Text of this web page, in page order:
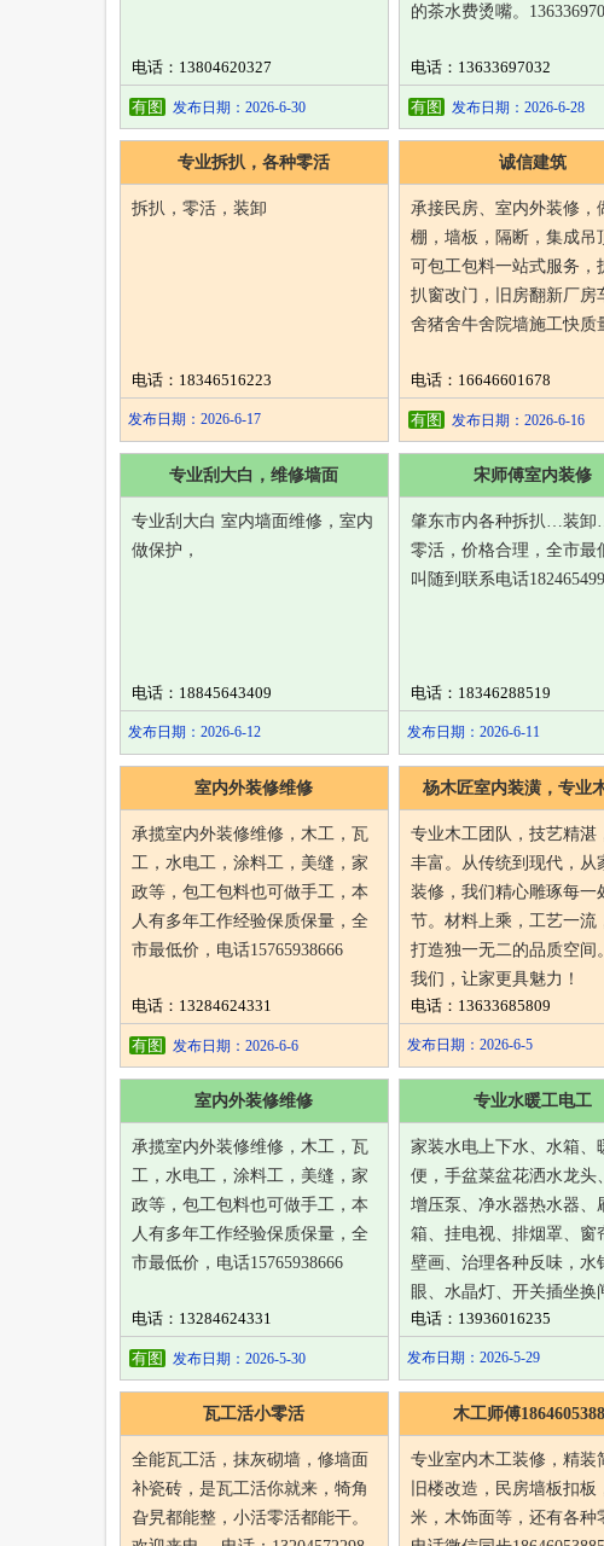
电话：13804620327
有图 发布日期：2026-6-30
的茶水费烫嘴。
电话：13633697032
有图 发布日期：2026-6-28
专业拆扒，各种零活
拆扒，零活，装卸
电话：18346516223
发布日期：2026-6-17
诚信建筑
承接民房、室内外装修，
棚，墙板，隔断，集成吊
可包工包料一站式服务，
扒窗改门，旧房翻新厂房
舍猪舍牛舍院墙施工快质
电话：16646601678
有图 发布日期：2026-6-16
专业刮大白，维修墙面
专业刮大白 室内墙面维修，室内
做保护，
电话：18845643409
发布日期：2026-6-12
宋师傅室内装修
肇东市内各种拆扒…装
零活，价格合理，全市最
叫随到联系电话
电话：18346288519
发布日期：2026-6-11
室内外装修维修
承揽室内外装修维修，木工，瓦
工，水电工，涂料工，美缝，家
政等，包工包料也可做手工，本
人有多年工作经验保质保量，全
市最低价，电话15765938666
电话：13284624331
有图 发布日期：2026-6-6
杨木匠室内装潢，专业
专业木工团队，技艺精湛
丰富。从传统到现代，从
装修，我们精心雕琢每一
节。材料上乘，工艺一流
打造独一无二的品质空间
我们，让家更具魅力！
电话：13633685809
发布日期：2026-6-5
室内外装修维修
承揽室内外装修维修，木工，瓦
工，水电工，涂料工，美缝，家
政等，包工包料也可做手工，本
人有多年工作经验保质保量，全
市最低价，电话15765938666
电话：13284624331
有图 发布日期：2026-5-30
专业水暖工电工
家装水电上下水、水箱、
便，手盆菜盆花洒水龙头
增压泵、净水器热水器、
箱、挂电视、排烟罩、窗
壁画、治理各种反味，水
眼、水晶灯、开关插坐换
电话：13936016235
发布日期：2026-5-29
瓦工活小零活
全能瓦工活，抹灰砌墙，修墙面
补瓷砖，是瓦工活你就来，犄角
旮旯都能整，小活零活都能干。
木工师傅
专业室内木工装修，精装
旧楼改造，民房墙板扣板
米，木饰面等，还有各种